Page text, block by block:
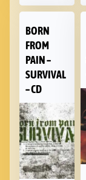
BORN
FROM
PAIN –
SURVIVAL
– CD